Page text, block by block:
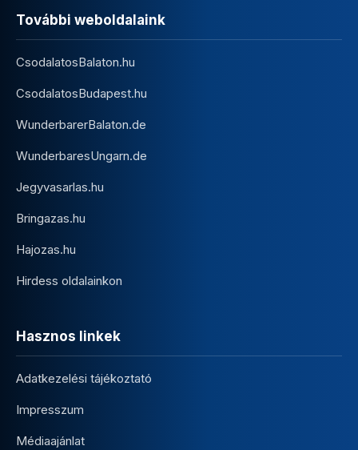
További weboldalaink
CsodalatosBalaton.hu
CsodalatosBudapest.hu
WunderbarerBalaton.de
WunderbaresUngarn.de
Jegyvasarlas.hu
Bringazas.hu
Hajozas.hu
Hirdess oldalainkon
Hasznos linkek
Adatkezelési tájékoztató
Impresszum
Médiaajánlat